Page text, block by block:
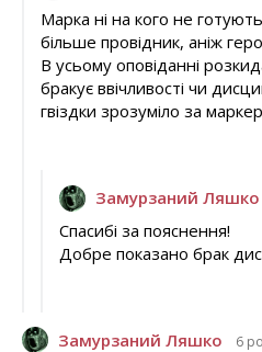
Марка ні на кого не
більше провідник, аніж
В усьому оповіданні
бракує ввічливості чи
гвіздки зрозуміло за
Замурзаний Ляшко
Спасибі за пояснення!
Добре показано брак
Замурзаний Ляшко 6